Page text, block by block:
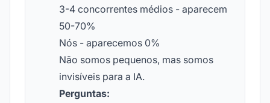
3-4 concorrentes médios - aparecem
50-70%
Nós - aparecemos 0%
Não somos pequenos, mas somos
invisíveis para a IA.
Perguntas: